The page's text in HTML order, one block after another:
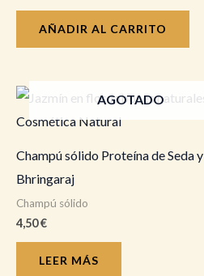
AÑADIR AL CARRITO
AGOTADO
Champú sólido Proteína de Seda y
Bhringaraj
Champú sólido
4,50€
LEER MÁS